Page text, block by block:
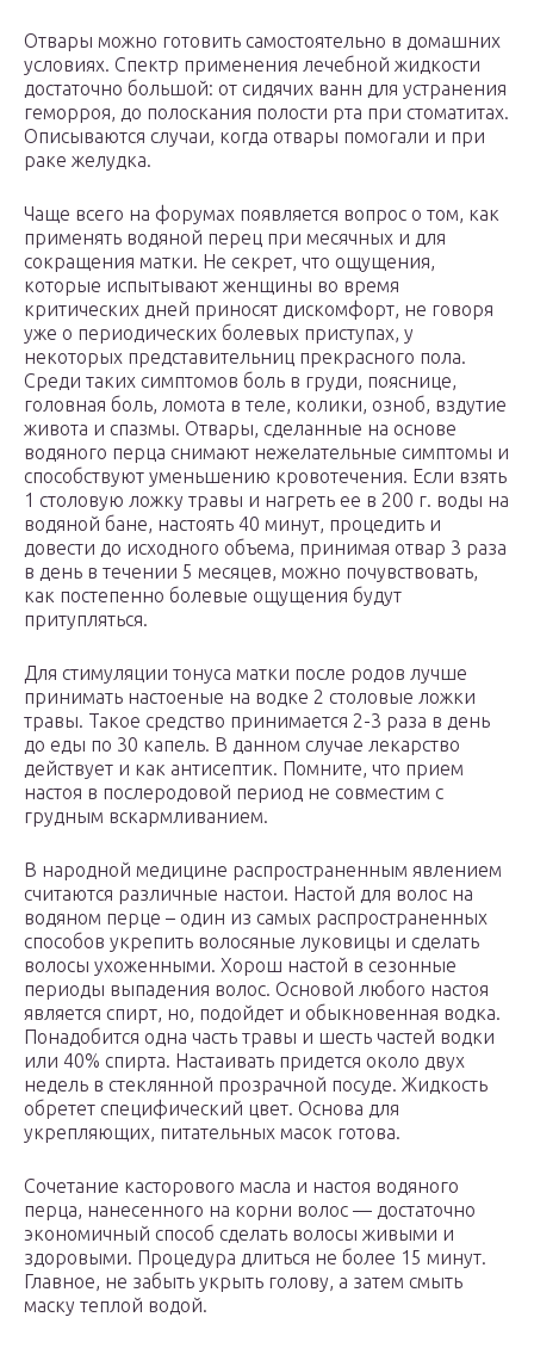
Отвары можно готовить самостоятельно в домашних
условиях. Спектр применения лечебной жидкости
достаточно большой: от сидячих ванн для устранения
геморроя, до полоскания полости рта при стоматитах.
Описываются случаи, когда отвары помогали и при
раке желудка.
Чаще всего на форумах появляется вопрос о том, как
применять водяной перец при месячных и для
сокращения матки. Не секрет, что ощущения,
которые испытывают женщины во время
критических дней приносят дискомфорт, не говоря
уже о периодических болевых приступах, у
некоторых представительниц прекрасного пола.
Среди таких симптомов боль в груди, пояснице,
головная боль, ломота в теле, колики, озноб, вздутие
живота и спазмы. Отвары, сделанные на основе
водяного перца снимают нежелательные симптомы и
способствуют уменьшению кровотечения. Если взять
1 столовую ложку травы и нагреть ее в 200 г. воды на
водяной бане, настоять 40 минут, процедить и
довести до исходного объема, принимая отвар 3 раза
в день в течении 5 месяцев, можно почувствовать,
как постепенно болевые ощущения будут
притупляться.
Для стимуляции тонуса матки после родов лучше
принимать настоеные на водке 2 столовые ложки
травы. Такое средство принимается 2-3 раза в день
до еды по 30 капель. В данном случае лекарство
действует и как антисептик. Помните, что прием
настоя в послеродовой период не совместим с
грудным вскармливанием.
В народной медицине распространенным явлением
считаются различные настои. Настой для волос на
водяном перце – один из самых распространенных
способов укрепить волосяные луковицы и сделать
волосы ухоженными. Хорош настой в сезонные
периоды выпадения волос. Основой любого настоя
является спирт, но, подойдет и обыкновенная водка.
Понадобится одна часть травы и шесть частей водки
или 40% спирта. Настаивать придется около двух
недель в стеклянной прозрачной посуде. Жидкость
обретет специфический цвет. Основа для
укрепляющих, питательных масок готова.
Сочетание касторового масла и настоя водяного
перца, нанесенного на корни волос — достаточно
экономичный способ сделать волосы живыми и
здоровыми. Процедура длиться не более 15 минут.
Главное, не забыть укрыть голову, а затем смыть
маску теплой водой.